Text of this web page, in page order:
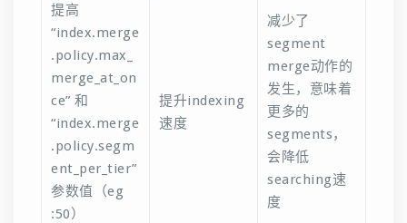
提高
“index.merge
.policy.max_
merge_at_on
ce” 和
“index.merge
.policy.segm
ent_per_tier”
参数值（eg
:50）
提升indexing
速度
减少了
segment
merge动作的
发生，意味着
更多的
segments，
会降低
searching速
度